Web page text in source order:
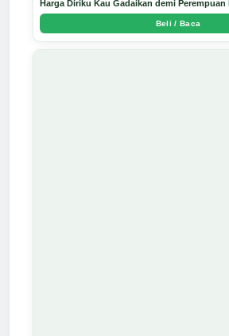
Harga Diriku Kau Gadaikan demi
Beli / Baca